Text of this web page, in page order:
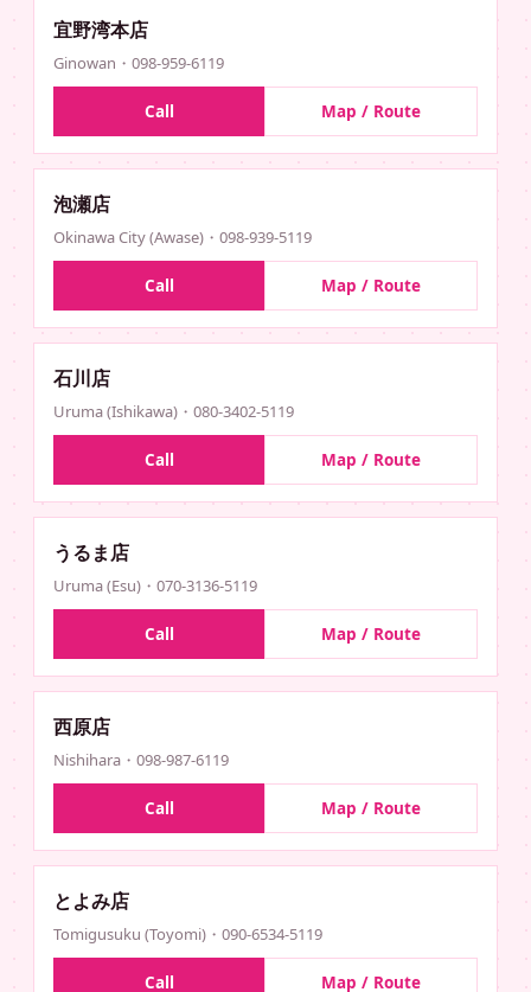
宜野湾本店
Ginowan・098-959-6119
Call Map / Route
泡瀬店
Okinawa City (Awase)・098-939-5119
Call Map / Route
石川店
Uruma (Ishikawa)・080-3402-5119
Call Map / Route
うるま店
Uruma (Esu)・070-3136-5119
Call Map / Route
西原店
Nishihara・098-987-6119
Call Map / Route
とよみ店
Tomigusuku (Toyomi)・090-6534-5119
Call Map / Route